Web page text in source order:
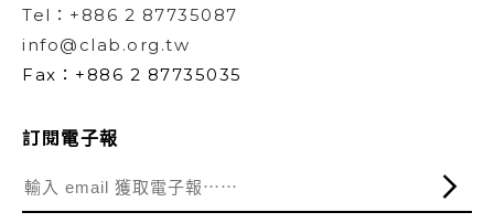
Tel：+886 2 87735087
info@clab.org.tw
Fax：+886 2 87735035
訂閱電子報